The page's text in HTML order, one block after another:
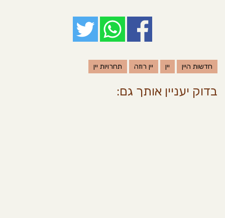
חדשות היין יין יין רוזה תחרויות יין
בדוק יעניין אותך גם: